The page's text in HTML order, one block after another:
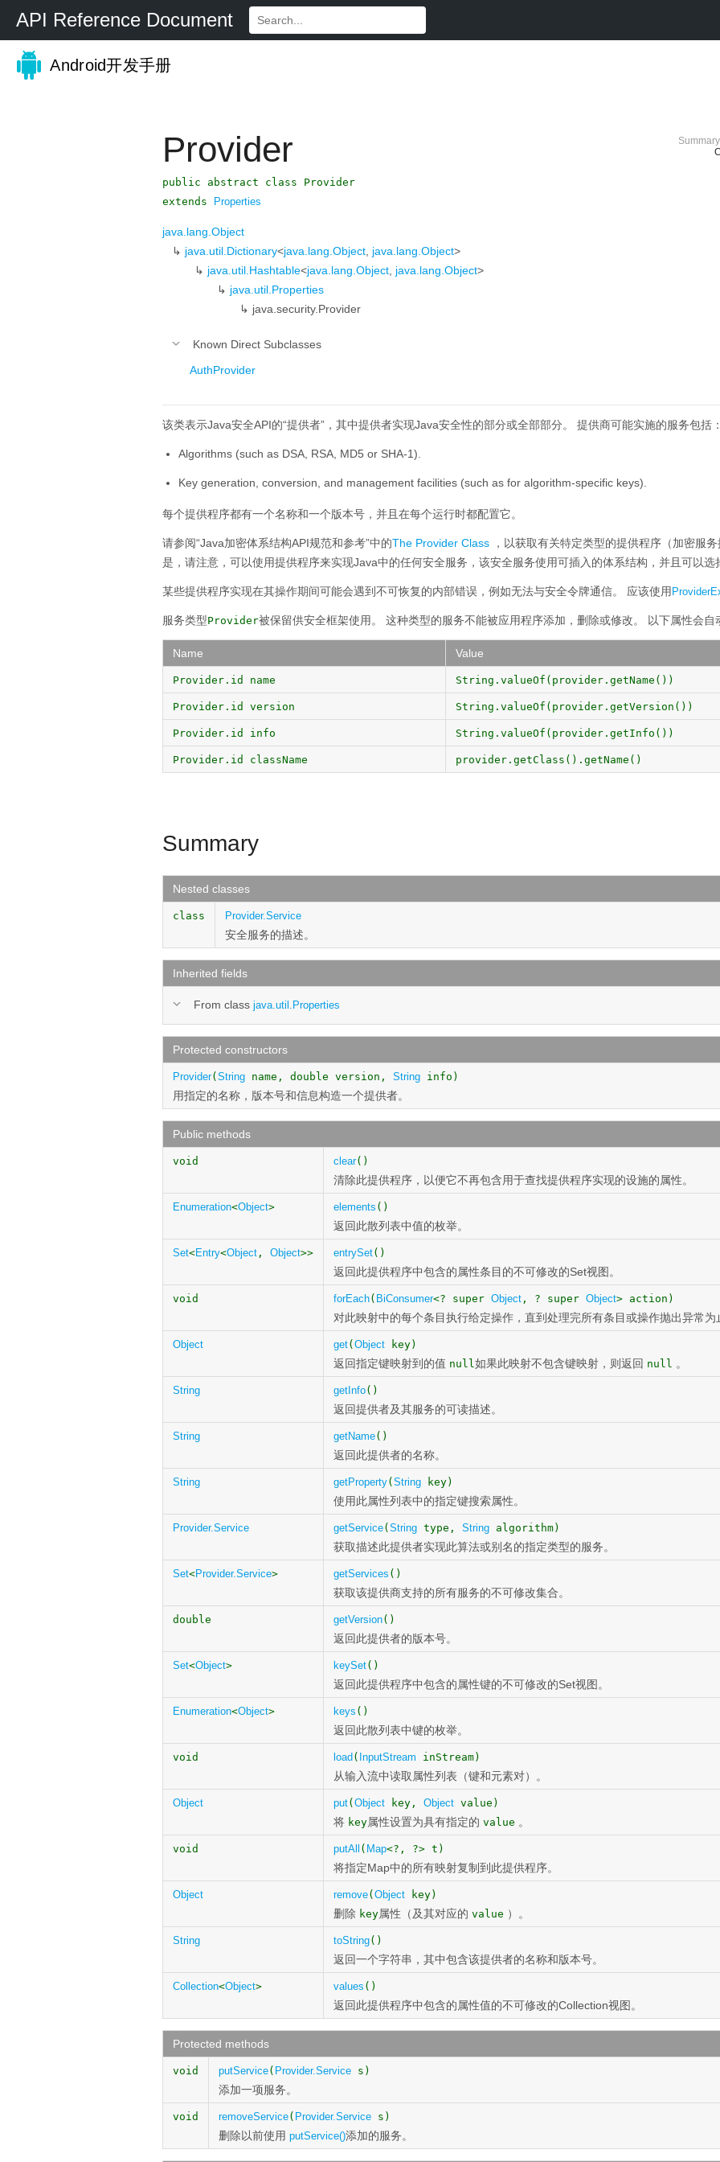
API Reference Document
Android开发手册
Provider
public abstract class Provider
extends
Properties
java.lang.Object
↳ java.util.Dictionary<java.lang.Object java.lang.Object>
↳ java.util.Hashtable<java.lang.Object java.lang.Object>
↳ java.util.Properties
↳ java.security.Provider
Known Direct Subclasses
AuthProvider
该类表示Java安全API的“提供者”，其中提供者实现Java安全性的部分或全部部分。 提供商可能实施的服务包括
Algorithms (such as DSA, RSA, MD5 or SHA-1).
Key generation, conversion, and management facilities (such as for algorithm-specific keys).
每个提供程序都有一个名称和一个版本号，并且在每个运行时都配置它。
请参阅“Java加密体系结构API规范和参考”中的The Provider Class ，以获取有关特定类型的提供程序（加密服
是，请注意，可以使用提供程序来实现Java中的任何安全服务，该安全服务使用可插入的体系结构，并且可以选
某些提供程序实现在其操作期间可能会遇到不可恢复的内部错误，例如无法与安全令牌通信。 应该使用
服务类型Provider被保留供安全框架使用。 这种类型的服务不能被应用程序添加，删除或修改。 以下属性会自
Name Value
Provider.id name String.valueOf(provider.getName())
Provider.id version String.valueOf(provider.getVersion())
Provider.id info String.valueOf(provider.getInfo())
Provider.id className provider.getClass().getName()
Summary
Nested classes
class Provider.Service
安全服务的描述。
Inherited fields
From class java.util.Properties
Protected constructors
Provider( String name, double version, String info)
用指定的名称，版本号和信息构造一个提供者。
Public methods
void clear()
清除此提供程序，以便它不再包含用于查找提供程序实现的设施的属性。
Enumeration<Object> elements ()
返回此散列表中值的枚举。
Set<Entry<Object , Object>> entrySet()
返回此提供程序中包含的属性条目的不可修改的Set视图。
void forEach( BiConsumer<? super Object , ? super Object> action)
对此映射中的每个条目执行给定操作，直到处理完所有条目或操作抛出异常为
Object get( Object key)
返回指定键映射到的值 null如果此映射不包含键映射，则返回 null 。
String getInfo()
返回提供者及其服务的可读描述。
String getName()
返回此提供者的名称。
String getProperty( String key)
使用此属性列表中的指定键搜索属性。
Provider.Service getService( String type, String algorithm)
获取描述此提供者实现此算法或别名的指定类型的服务。
Set<Provider.Service> getServices ()
获取该提供商支持的所有服务的不可修改集合。
double getVersion()
返回此提供者的版本号。
Set<Object> keySet()
返回此提供程序中包含的属性键的不可修改的Set视图。
Enumeration<Object> keys ()
返回此散列表中键的枚举。
void load ( InputStream inStream)
从输入流中读取属性列表（键和元素对）。
Object put( Object key, Object value)
将 key属性设置为具有指定的 value 。
void putAll ( Map<?, ?> t)
将指定Map中的所有映射复制到此提供程序。
Object remove( Object key)
删除 key属性（及其对应的 value ）。
String toString()
返回一个字符串，其中包含该提供者的名称和版本号。
Collection<Object> values ()
返回此提供程序中包含的属性值的不可修改的Collection视图。
Protected methods
void putService( Provider.Service s)
添加一项服务。
void removeService( Provider.Service s)
删除以前使用 putService()添加的服务。